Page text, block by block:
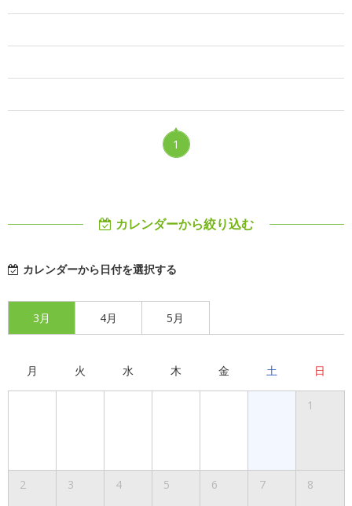
1
カレンダーから絞り込む
カレンダーから日付を選択する
3月 4月 5月
月 火 水 木 金 土 日
1
2 3 4 5 6 7 8